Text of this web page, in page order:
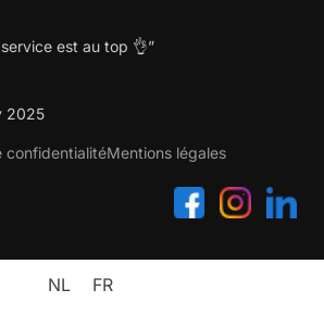
est au top 👌”
2025
confidentialitéMentions légales
NL FR